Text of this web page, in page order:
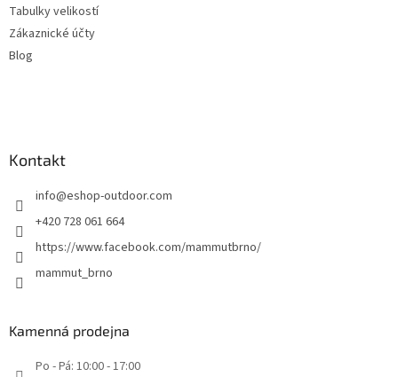
Tabulky velikostí
Zákaznické účty
Blog
Kontakt
info@eshop-outdoor.com
+420 728 061 664
https://www.facebook.com/mammutbrno/
mammut_brno
Kamenná prodejna
Po - Pá: 10:00 - 17:00